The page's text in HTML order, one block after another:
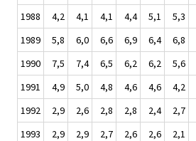
1988
4,2 4,1 4,1 4,4 5,1 5,3
1989
5,8 6,0 6,6 6,9 6,4 6,8
1990
7,5 7,4 6,5 6,2 6,2 5,6
1991
4,9 5,0 4,8 4,6 4,6 4,2
1992
2,9 2,6 2,8 2,8 2,4 2,7
1993
2,9 2,9 2,7 2,6 2,6 2,1